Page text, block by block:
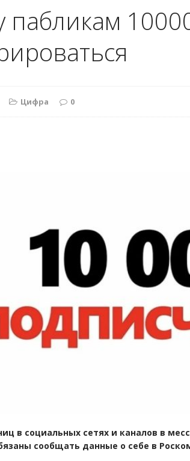
пабликам
Цифра 0
в социальных сетях и каналов в
сообщать данные о себе в